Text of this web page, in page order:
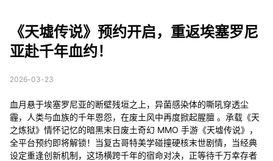
《天墟传说》预约开启，重返埃塞罗尼
亚赴千年血约！
2026-03-23
血月悬于埃塞罗尼亚的断壁残垣之上，异菌感染体的嘶吼穿透尘
霾，人类与血族的千年恩怨，在废土风中再度掀起腥膻 。承载《天
之炼狱》情怀记忆的暗黑末日废土奇幻 MMO 手游《天墟传说》，
全平台预约即将解锁！当复古哥特美学碰撞硬核末世剧情，当经典
设定重逢创新机制，这场横跨千年的宿命对决，正等待千万幸存者